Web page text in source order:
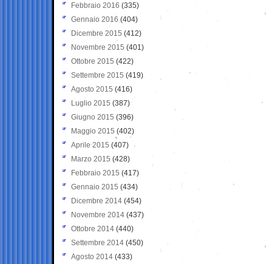
Febbraio 2016 (335)
Gennaio 2016 (404)
Dicembre 2015 (412)
Novembre 2015 (401)
Ottobre 2015 (422)
Settembre 2015 (419)
Agosto 2015 (416)
Luglio 2015 (387)
Giugno 2015 (396)
Maggio 2015 (402)
Aprile 2015 (407)
Marzo 2015 (428)
Febbraio 2015 (417)
Gennaio 2015 (434)
Dicembre 2014 (454)
Novembre 2014 (437)
Ottobre 2014 (440)
Settembre 2014 (450)
Agosto 2014 (433)